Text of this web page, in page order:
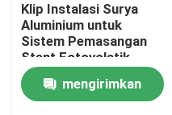
Kontrol kualitas
Hubungi kami
Klip Instalasi Surya
Aluminium untuk
Sistem Pemasangan
Stent Fotovolatik
Surya
mengirimkan